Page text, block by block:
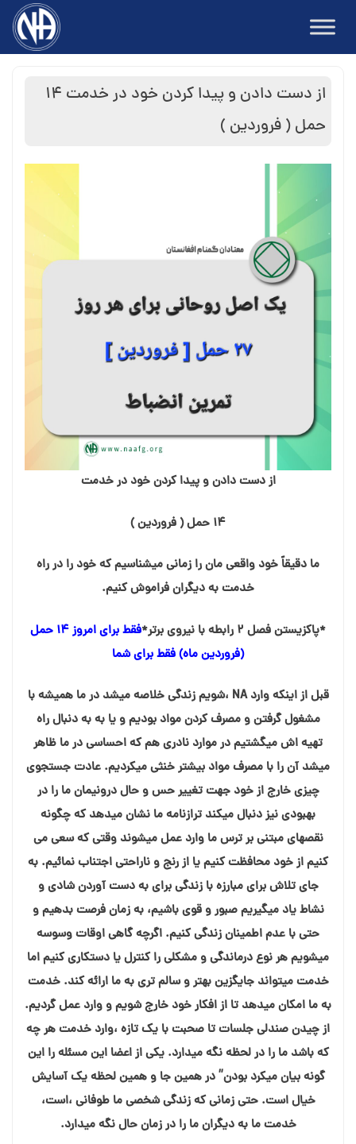
content
از دست دادن و پیدا کردن خود در خدمت ۱۴
حمل ( فروردین )
از دست دادن و پیدا کردن خود در خدمت
۱۴ حمل ( فروردین )
ما دقیقاً خود واقعی مان را زمانی میشناسیم که خود را در راه
خدمت به دیگران فراموش کنیم.
*پاکزیستن فصل ۲ رابطه با نیروی برتر*
فقط برای امروز ۱۴ حمل
(فروردین ماه) فقط برای شما
قبل از اینکه وارد NA ،شویم زندگی خلاصه میشد در ما همیشه با
مشغول گرفتن و مصرف کردن مواد بودیم و یا به به دنبال راه
تهیه اش میگشتیم در موارد نادری هم که احساسی در ما ظاهر
میشد آن را با مصرف مواد بیشتر خنثی میکردیم. عادت جستجوی
چیزی خارج از خود جهت تغییر حس و حال درونیمان ما را در
بهبودی نیز دنبال میکند ترازنامه ما نشان میدهد که چگونه
نقصهای مبتنی بر ترس ما وارد عمل میشوند وقتی که سعی می
کنیم از خود محافظت کنیم یا از رنج و ناراحتی اجتناب نمائیم. به
جای تلاش برای مبارزه با زندگی برای به دست آوردن شادی و
نشاط یاد میگیریم صبور و قوی باشیم، به زمان فرصت بدهیم و
حتی با عدم اطمینان زندگی کنیم. اگرچه گاهی اوقات وسوسه
میشویم هر نوع درماندگی و مشکلی را کنترل یا دستکاری کنیم اما
خدمت میتواند جایگزین بهتر و سالم تری به ما ارائه کند. خدمت
به ما امکان میدهد تا از افکار خود خارج شویم و وارد عمل گردیم.
از چیدن صندلی جلسات تا صحبت با یک تازه ،وارد خدمت هر چه
که باشد ما را در لحظه نگه میدارد. یکی از اعضا این مسئله را این
گونه بیان میکرد بودن” در همین جا و همین لحظه یک آسایش
خیال است. حتی زمانی که زندگی شخصی ما طوفانی ،است،
خدمت ما به دیگران ما را در زمان حال نگه میدارد.